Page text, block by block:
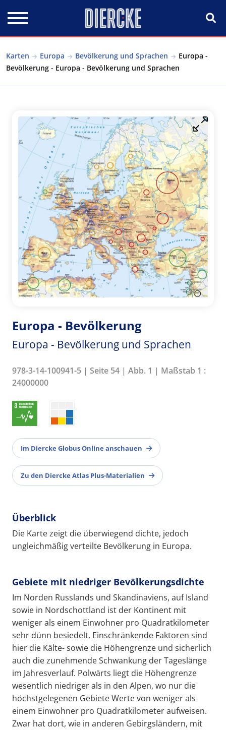
Karten Europa Bevölkerung und Sprachen
Europa -
Bevölkerung - Europa - Bevölkerung und Sprachen
Europa - Bevölkerung
Europa - Bevölkerung und Sprachen
978-3-14-100941-5 | Seite 54 | Abb. 1 | Maßstab 1 :
24000000
Im Diercke Globus Online anschauen
Zu den Diercke Atlas Plus-Materialien
Überblick
Die Karte zeigt die überwiegend dichte, jedoch
ungleichmäßig verteilte Bevölkerung in Europa.
Gebiete mit niedriger Bevölkerungsdichte
Im Norden Russlands und Skandinaviens, auf Island
sowie in Nordschottland ist der Kontinent mit
weniger als einem Einwohner pro Quadratkilometer
sehr dünn besiedelt. Einschränkende Faktoren sind
hier die Kälte- sowie die Höhengrenze und sicherlich
auch die zunehmende Schwankung der Tageslänge
im Jahresverlauf. Polwärts liegt die Höhengrenze
wesentlich niedriger als in den Alpen, wo nur die
höchstgelegenen Gebiete Werte von weniger als
einem Einwohner pro Quadratkilometer aufweisen.
Zwar hat dort, wie in anderen Gebirgsländern, mit